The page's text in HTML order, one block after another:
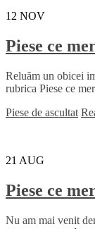
12 NOV
Piese ce
Reluăm un obicei
rubrica Piese ce
Piese de ascultat
21 AUG
Piese ce
Nu am mai venit